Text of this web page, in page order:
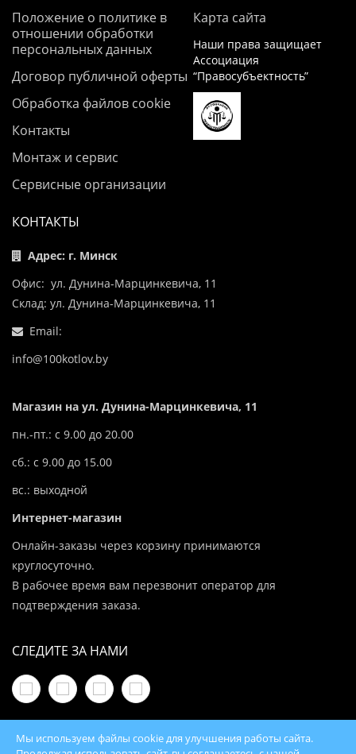
Положение о политике в
отношении обработки
персональных данных
Договор публичной оферты
Обработка файлов cookie
Контакты
Монтаж и сервис
Сервисные организации
Карта сайта
Наши права защищает
Ассоциация
“Правосубъектность”
КОНТАКТЫ
Адрес: г. Минск
Офис: ул. Дунина-Марцинкевича, 11
Склад: ул. Дунина-Марцинкевича, 11
Email:
info@100kotlov.by
Магазин на ул. Дунина-Марцинкевича, 11
пн.-пт.: с 9.00 до 20.00
сб.: с 9.00 до 15.00
вс.: выходной
Интернет-магазин
Онлайн-заказы через корзину принимаются
круглосуточно.
В рабочее время вам перезвонит оператор для
подтверждения заказа.
СЛЕДИТЕ ЗА НАМИ
Мы используем файлы cookie для улучшения работы сайта.